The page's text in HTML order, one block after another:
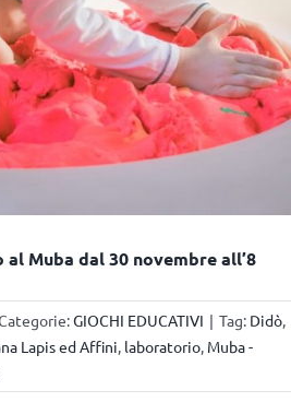
Muba dal 30 novembre all’8
GIOCHI EDUCATIVI | Tag: Didò,
Lapis ed Affini, laboratorio, Muba -